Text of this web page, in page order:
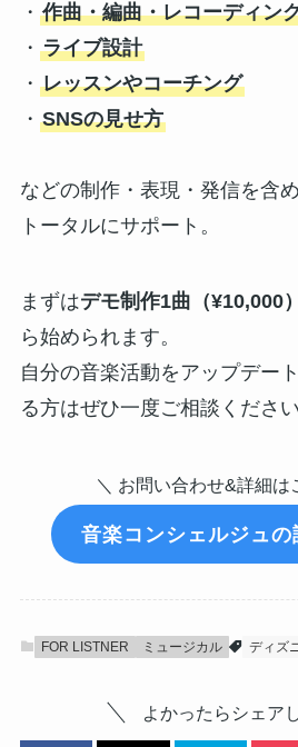
・ 作曲・編曲・レコーディン
・ ライブ設計
・ レッスンやコーチング
・ SNSの見せ方
などの制作・表現・発信を含
トータルにサポート。
まずはデモ制作1曲（¥10,000
ら始められます。
自分の音楽活動をアップデー
る方はぜひ一度ご相談ください
＼ お問い合わせ&詳細は
音楽コンシェルジュの
FOR LISTNER ミュージカル ディズ
よかったらシェア